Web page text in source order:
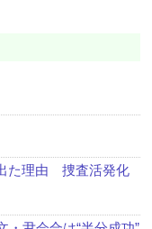
た理由 捜査活発化